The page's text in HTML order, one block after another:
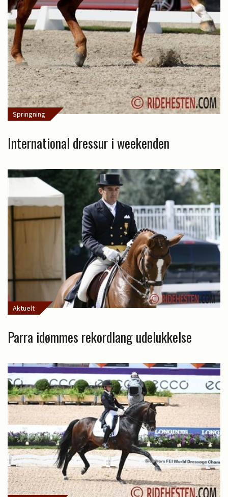
Springning
International dressur i weekenden
Aktuelt
Parra idømmes rekordlang udelukkelse